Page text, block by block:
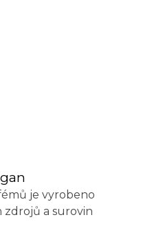
je vyrobeno
zdrojů a surovin